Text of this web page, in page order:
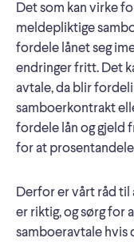
Det som kan virke
meldepliktige
fordele lånet seg
endringer fritt. Det
avtale, da blir
samboerkontrakt
fordele lån og gjeld
for at
Derfor er vårt råd til
er riktig, og sørg for
samboeravtale hvis